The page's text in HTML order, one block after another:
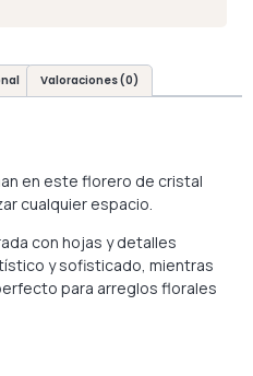
Valoraciones (0)
en este florero de cristal
cualquier espacio.
con hojas y detalles
y sofisticado, mientras
para arreglos florales